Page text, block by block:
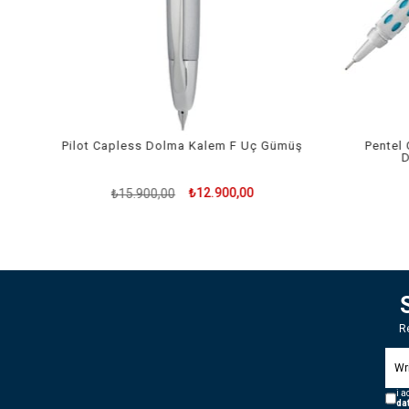
Pilot Capless Dolma Kalem F Uç Gümüş
₺12.900,00
₺15.900,00
Pentel
i